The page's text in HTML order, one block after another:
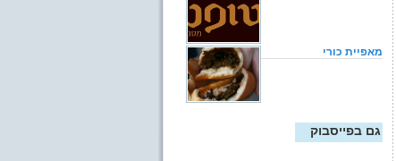
מאפיית כורי
גם בפייסבוק